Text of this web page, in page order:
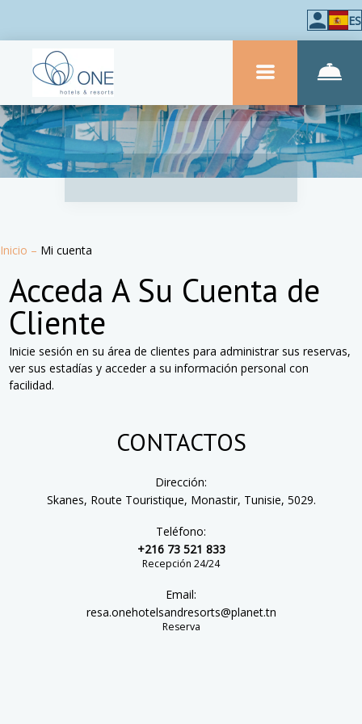
ES
Inicio – Mi cuenta
Acceda A Su Cuenta de
Cliente
Inicie sesión en su área de clientes para administrar sus reservas,
ver sus estadías y acceder a su información personal con
facilidad.
CONTACTOS
Dirección:
Skanes, Route Touristique, Monastir, Tunisie, 5029.
Teléfono:
+216 73 521 833
Recepción 24/24
Email:
resa.onehotelsandresorts@planet.tn
Reserva